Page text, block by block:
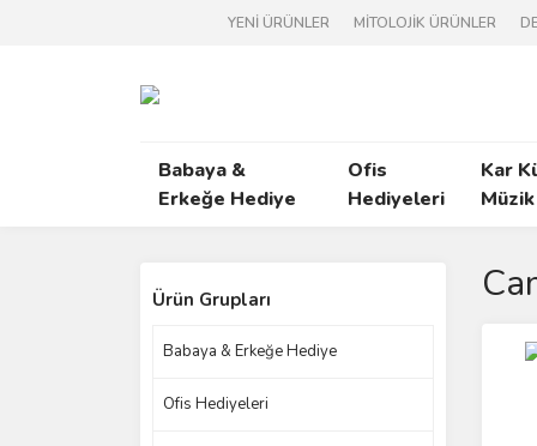
YENİ ÜRÜNLER MİTOLOJİK ÜRÜNLER
Babaya &
Erkeğe Hediye
Ofis
Hediyeleri
Kar
Ürün Grupları
Babaya & Erkeğe Hediye
Ofis Hediyeleri